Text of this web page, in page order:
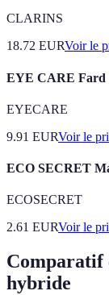
CLARINS
18.72 EURVoir le
EYE CARE Fard
EYECARE
9.91 EURVoir le
ECO SECRET
ECOSECRET
2.61 EURVoir le
Comparatif
hybride